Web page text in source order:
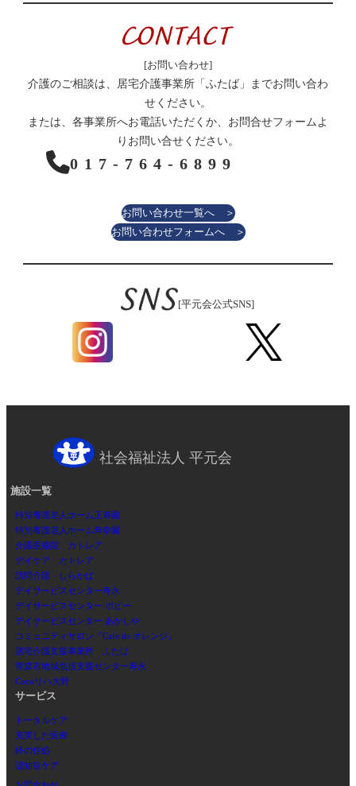
[お問い合わせ]
介護のご相談は、居宅介護事業所「ふたば」までお問い合わ
せください。
または、各事業所へお電話いただくか、お問合せフォームよ
りお問い合せください。
017-764-6899
お問い合わせ一覧へ ＞
お問い合わせフォームへ ＞
[平元会公式SNS]
社会福祉法人 平元会
施設一覧
特別養護老人ホーム正寿園
特別養護老人ホーム寿幸園
介護医療院 カトレア
デイケア カトレア
訪問介護 しらかば
デイサービスセンター寿永
デイサービスセンター ポピー
デイサービスセンター あかしや
コミュニティサロン『Cafe de オレンジ』
居宅介護支援事業所 ふたば
青森市地域包括支援センター寿永
Cocoリハ大野
サービス
トータルケア
充実した医療
終の住処
認知症ケア